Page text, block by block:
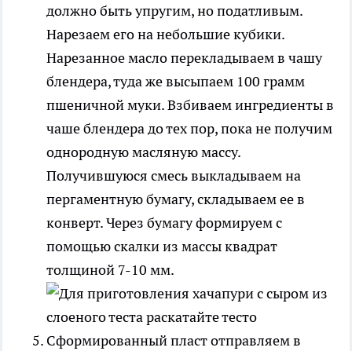
должно быть упругим, но податливым.
Нарезаем его на небольшие кубики.
Нарезанное масло перекладываем в чашу
блендера, туда же высыпаем 100 грамм
пшеничной муки. Взбиваем ингредиенты в
чаше блендера до тех пор, пока не получим
однородную масляную массу.
Получившуюся смесь выкладываем на
пергаментную бумагу, складываем ее в
конверт. Через бумагу формируем с
помощью скалки из массы квадрат
толщиной 7-10 мм.
Сформированный пласт отправляем в